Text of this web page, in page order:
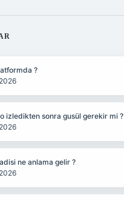
?
izledikten sonra gusül gerekir mi ?
ne anlama gelir ?